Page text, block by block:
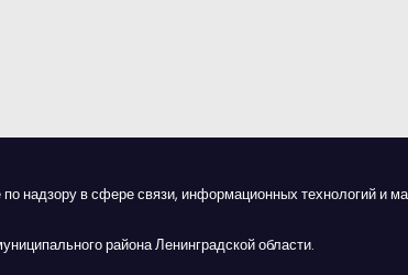
надзору в сфере связи, информационных технологий и
района Ленинградской области.